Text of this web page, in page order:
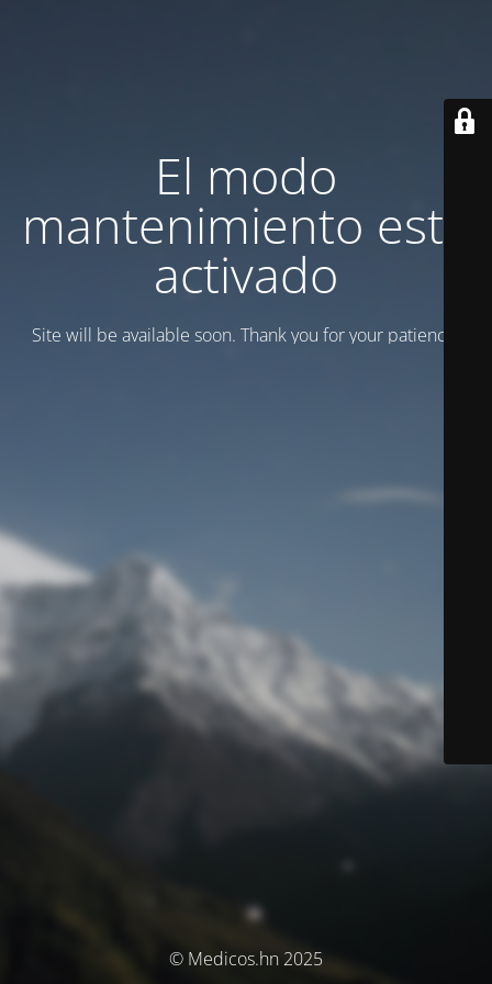
El modo
mantenimiento está
activado
Site will be available soon. Thank you for your patience!
© Medicos.hn 2025